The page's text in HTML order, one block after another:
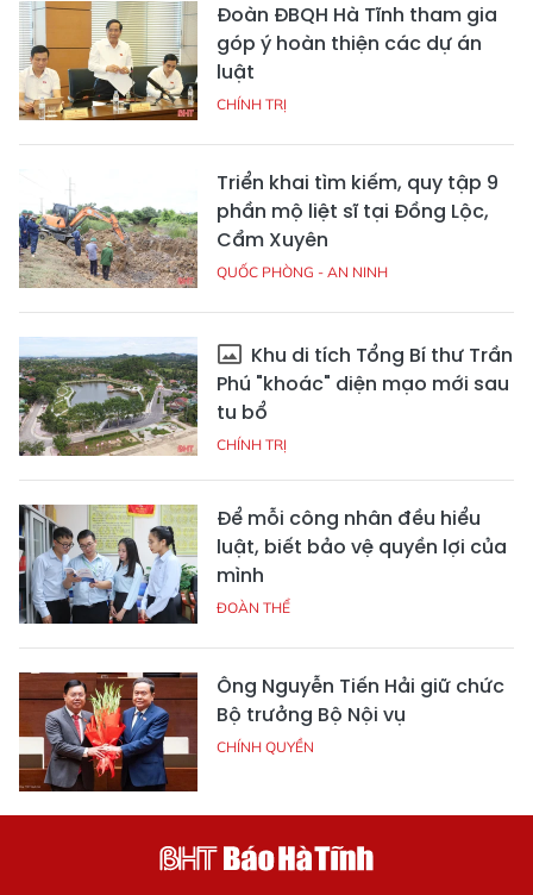
Đoàn ĐBQH Hà Tĩnh tham gia
góp ý hoàn thiện các dự án
luật
CHÍNH TRỊ
Triển khai tìm kiếm, quy tập 9
phần mộ liệt sĩ tại Đồng Lộc,
Cẩm Xuyên
QUỐC PHÒNG - AN NINH
Khu di tích Tổng Bí thư Trần
Phú "khoác" diện mạo mới sau
tu bổ
CHÍNH TRỊ
Để mỗi công nhân đều hiểu
luật, biết bảo vệ quyền lợi của
mình
ĐOÀN THỂ
Ông Nguyễn Tiến Hải giữ chức
Bộ trưởng Bộ Nội vụ
CHÍNH QUYỀN